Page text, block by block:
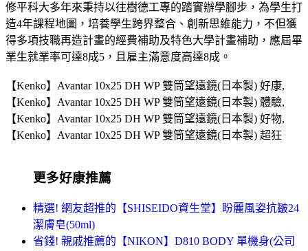
修平科大多年來秉持以往樹德工專的踏實辦學腳步，為學生打
造4年課程地圖，培養學生跨界整合、創新思維能力，不但獲
得多項技職再造計畫的經費補助及特色大學計畫補助，應屆畢
業生就業率可達8成5，且雇主滿意度高達8成。
【Kenko】Avantar 10x25 DH WP 雙筒望遠鏡(日本製) 好康,
【Kenko】Avantar 10x25 DH WP 雙筒望遠鏡(日本製) 體驗,
【Kenko】Avantar 10x25 DH WP 雙筒望遠鏡(日本製) 好物,
【Kenko】Avantar 10x25 DH WP 雙筒望遠鏡(日本製) 超狂
更多好康推薦
精選! 網友超推的【SHISEIDO資生堂】盼麗風姿抗皺24
潔膚皂(50ml)
省錢! 親戚推薦的【NIKON】D810 BODY 單機身(公司